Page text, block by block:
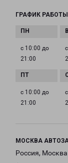
ГРАФИК РАБОТЫ
с 10:00 до
21:00
с 10:00 до
21:00
МОСКВА
Россия,